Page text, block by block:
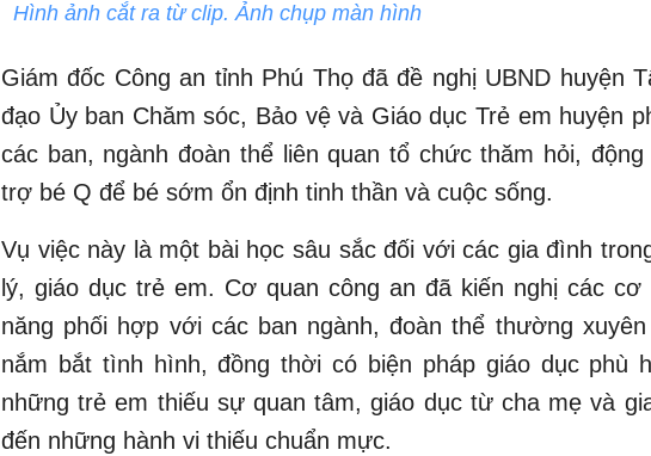
Hình ảnh cắt ra từ clip. Ảnh chụp màn hình
Giám đốc Công an tỉnh Phú Thọ đã đề nghị UBND huyện
đạo Ủy ban Chăm sóc, Bảo vệ và Giáo dục Trẻ em huyện
các ban, ngành đoàn thể liên quan tổ chức thăm hỏi,
trợ bé Q để bé sớm ổn định tinh thần và cuộc sống.
Vụ việc này là một bài học sâu sắc đối với các gia đình
lý, giáo dục trẻ em. Cơ quan công an đã kiến nghị các cơ
năng phối hợp với các ban ngành, đoàn thể thường
nắm bắt tình hình, đồng thời có biện pháp giáo dục phù
những trẻ em thiếu sự quan tâm, giáo dục từ cha mẹ và
đến những hành vi thiếu chuẩn mực.